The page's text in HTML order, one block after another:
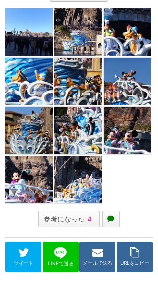
参考になった 4
ツイート LINEで送る メールで送る URLをコピー